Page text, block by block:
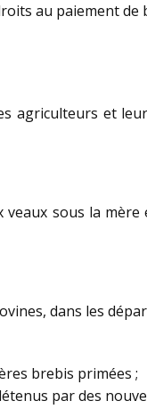
au paiement de
agriculteurs et
sous la
dans les
brebis primées ;
par des